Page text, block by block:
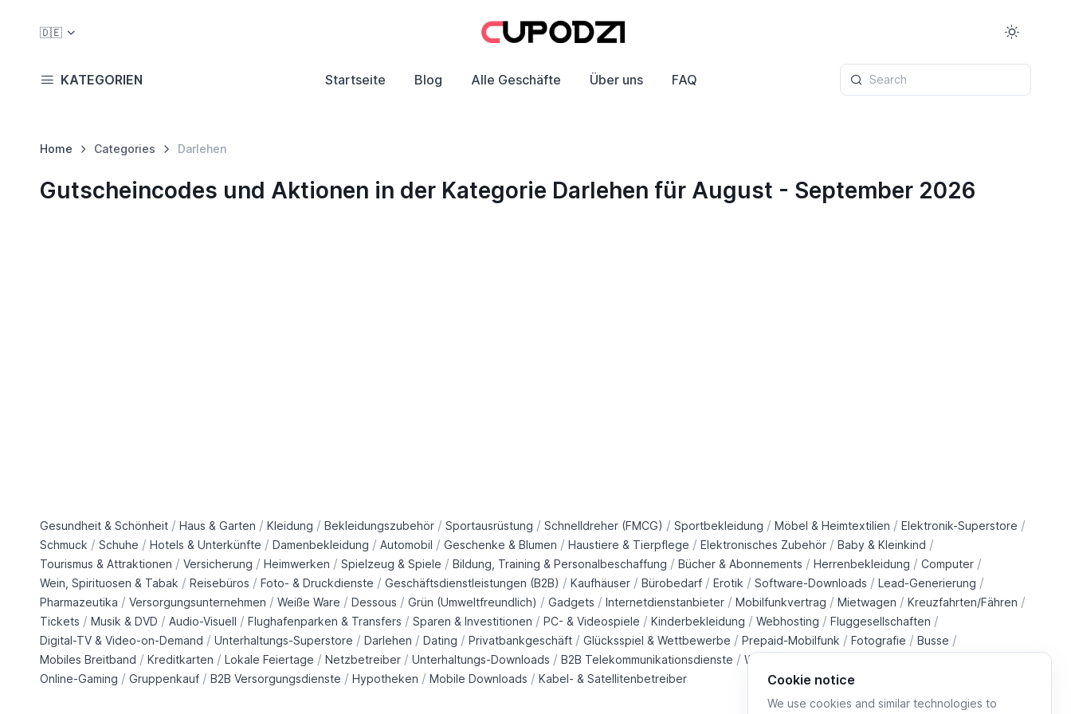
Cookie notice
We use cookies and similar technologies to
🇩🇪
KATEGORIEN Startseite Blog Alle Geschäfte Über uns FAQ Search
Home Categories Darlehen
Gutscheincodes und Aktionen in der Kategorie Darlehen für August - September 2026
Gesundheit & Schönheit / Haus & Garten / Kleidung / Bekleidungszubehör / Sportausrüstung / Schnelldreher (FMCG) / Sportbekleidung / Möbel & Heimtextilien / Elektronik-Superstore /
Schmuck / Schuhe / Hotels & Unterkünfte / Damenbekleidung / Automobil / Geschenke & Blumen / Haustiere & Tierpflege / Elektronisches Zubehör / Baby & Kleinkind /
Tourismus & Attraktionen / Versicherung / Heimwerken / Spielzeug & Spiele / Bildung, Training & Personalbeschaffung / Bücher & Abonnements / Herrenbekleidung / Computer /
Wein, Spirituosen & Tabak / Reisebüros / Foto- & Druckdienste / Geschäftsdienstleistungen (B2B) / Kaufhäuser / Bürobedarf / Erotik / Software-Downloads / Lead-Generierung /
Pharmazeutika / Versorgungsunternehmen / Weiße Ware / Dessous / Grün (Umweltfreundlich) / Gadgets / Internetdienstanbieter / Mobilfunkvertrag / Mietwagen / Kreuzfahrten/Fähren /
Tickets / Musik & DVD / Audio-Visuell / Flughafenparken & Transfers / Sparen & Investitionen / PC- & Videospiele / Kinderbekleidung / Webhosting / Fluggesellschaften /
Digital-TV & Video-on-Demand / Unterhaltungs-Superstore / Darlehen / Dating / Privatbankgeschäft / Glücksspiel & Wettbewerbe / Prepaid-Mobilfunk / Fotografie / Busse /
Mobiles Breitband / Kreditkarten / Lokale Feiertage / Netzbetreiber / Unterhaltungs-Downloads / B2B Telekommunikationsdienste / Wohltätigkeitsorganisationen
Online-Gaming / Gruppenkauf / B2B Versorgungsdienste / Hypotheken / Mobile Downloads / Kabel- & Satellitenbetreiber